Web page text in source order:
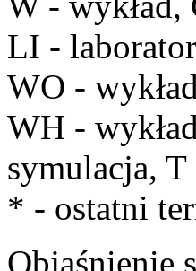
LI -
WO -
WH -
symulacja, T
* - ostatni
Objaśnienie